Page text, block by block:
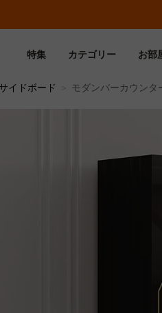
特集 カテゴリー お部
イドボード モダンバーカウンタ